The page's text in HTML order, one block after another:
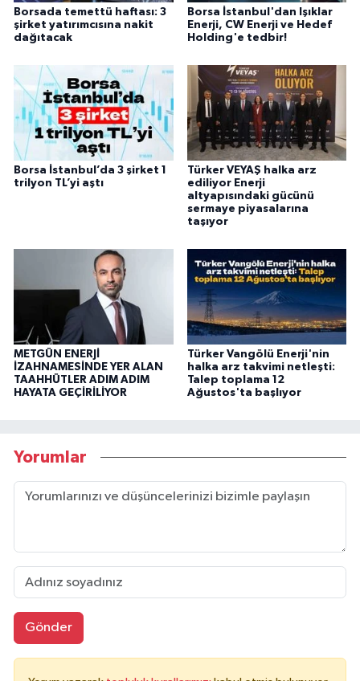
Borsada temettü haftası: 3
şirket yatırımcısına nakit
dağıtacak
Borsa İstanbul'dan Işıklar
Enerji, CW Enerji ve Hedef
Holding'e tedbir!
Borsa İstanbul’da 3 şirket 1
trilyon TL’yi aştı
Türker VEYAŞ halka arz
ediliyor Enerji
altyapısındaki gücünü
sermaye piyasalarına
taşıyor
METGÜN ENERJİ
İZAHNAMESİNDE YER ALAN
TAAHHÜTLER ADIM ADIM
HAYATA GEÇİRİLİYOR
Türker Vangölü Enerji'nin
halka arz takvimi netleşti:
Talep toplama 12
Ağustos'ta başlıyor
Yorumlar
Gönder